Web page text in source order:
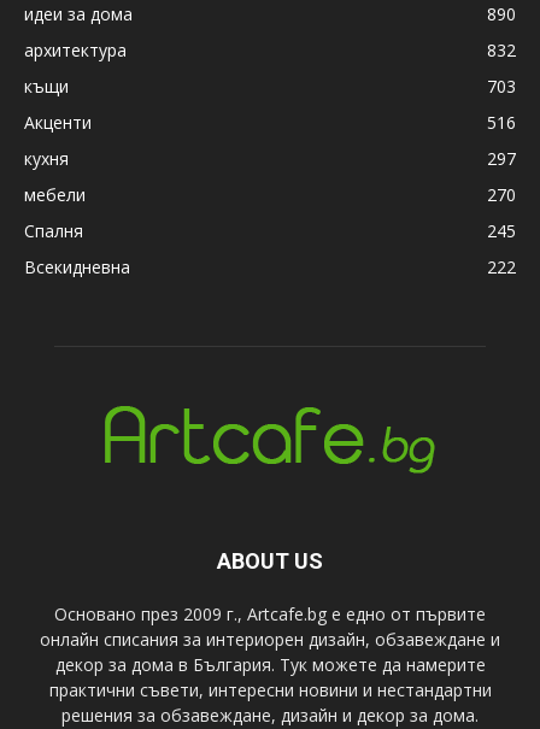
идеи за дома
890
архитектура
832
къщи
703
Акценти
516
кухня
297
мебели
270
Спалня
245
Всекидневна
222
ABOUT US
Основано през 2009 г., Artcafe.bg е едно от първите
онлайн списания за интериорен дизайн, обзавеждане и
декор за дома в България. Тук можете да намерите
практични съвети, интересни новини и нестандартни
решения за обзавеждане, дизайн и декор за дома.